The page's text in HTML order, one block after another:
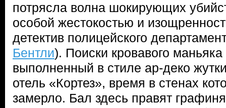
потрясла волна шокирующих
особой жестокостью и
детектив полицейского
Бентли). Поиски кровавого
выполненный в стиле ар-деко
отель «Кортез», время в стенах
замерло. Бал здесь правят